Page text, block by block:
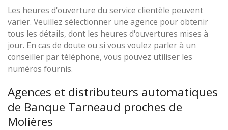
Les heures d'ouverture du service clientèle peuvent
varier. Veuillez sélectionner une agence pour obtenir
tous les détails, dont les heures d'ouvertures mises à
jour. En cas de doute ou si vous voulez parler à un
conseiller par téléphone, vous pouvez utiliser les
numéros fournis.
Agences et distributeurs automatiques
de Banque Tarneaud proches de
Molières